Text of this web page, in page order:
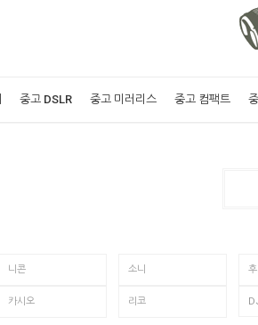
중고 DSLR 중고 미러리스 중고 컴팩트
니콘 소니 후
카시오 리코